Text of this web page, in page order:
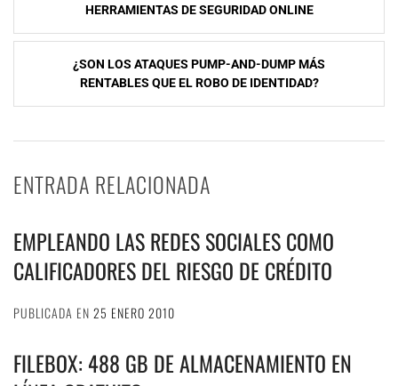
entradas
HERRAMIENTAS DE SEGURIDAD ONLINE
¿SON LOS ATAQUES PUMP-AND-DUMP MÁS
RENTABLES QUE EL ROBO DE IDENTIDAD?
ENTRADA RELACIONADA
EMPLEANDO LAS REDES SOCIALES COMO
CALIFICADORES DEL RIESGO DE CRÉDITO
PUBLICADA EN 25 ENERO 2010
FILEBOX: 488 GB DE ALMACENAMIENTO EN